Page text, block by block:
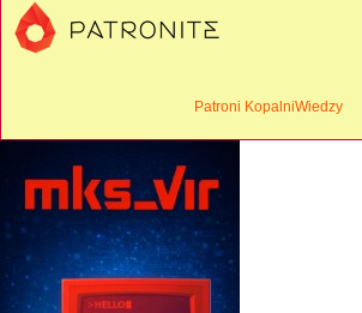
Patroni KopalniWiedzy